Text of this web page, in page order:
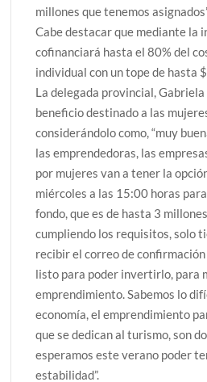
millones que tenemos
Cabe destacar que mediante la
cofinanciará hasta el 80% del
individual con un tope de hasta
La delegada provincial,
beneficio destinado a las
considerándolo como, “muy
las emprendedoras, las
por mujeres van a tener la
miércoles a las 15:00 horas
fondo, que es de hasta 3
cumpliendo los requisitos, solo
recibir el correo de
listo para poder invertirlo, para
emprendimiento. Sabemos lo
economía, el emprendimiento
que se dedican al turismo, son
esperamos este verano poder
estabilidad”.